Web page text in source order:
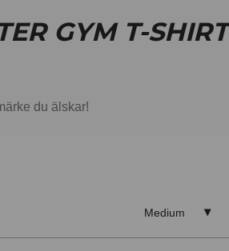
GYM T-SHIRT
du älskar!
Medium